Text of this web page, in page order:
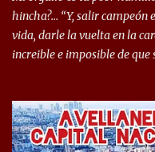
mostrar en Independiente. En
hincha?… “Y, salir campeón
vida, darle la vuelta en la
increible e imposible de que
campeonato del '83 año
haber mandado al